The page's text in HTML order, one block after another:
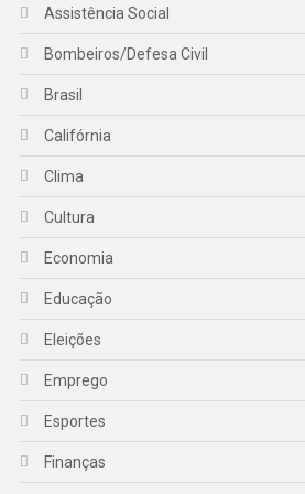
Assistência Social
Bombeiros/Defesa Civil
Brasil
Califórnia
Clima
Cultura
Economia
Educação
Eleições
Emprego
Esportes
Finanças